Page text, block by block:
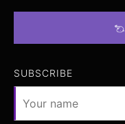
SUBSCRIBE